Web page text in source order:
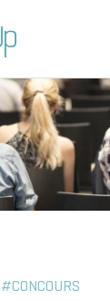
#CONCOURS